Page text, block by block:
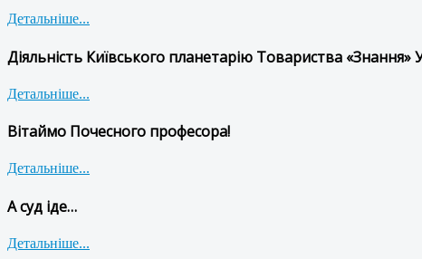
Детальніше...
Діяльність Київського планетарію Товариства «Знання»
Детальніше...
Вітаймо Почесного професора!
Детальніше...
А суд іде…
Детальніше...